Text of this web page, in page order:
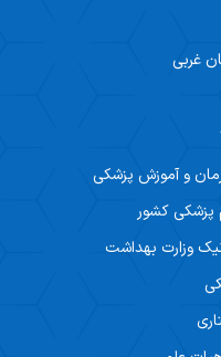
غربی
و آموزش پزشکی
پزشکی کشور
وزارت بهداشت